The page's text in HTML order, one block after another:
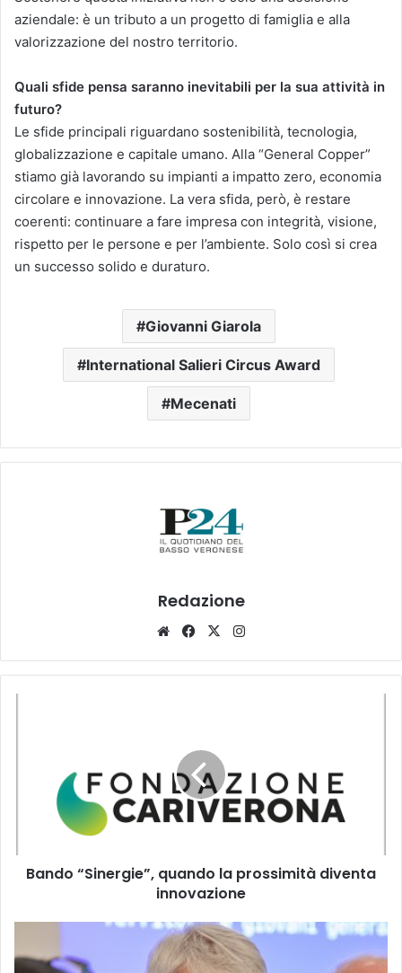
aziendale: è un tributo a un progetto di famiglia e alla
valorizzazione del nostro territorio.
Quali sfide pensa saranno inevitabili per la sua attività in
futuro?
Le sfide principali riguardano sostenibilità, tecnologia,
globalizzazione e capitale umano. Alla “General Copper”
stiamo già lavorando su impianti a impatto zero, economia
circolare e innovazione. La vera sfida, però, è restare
coerenti: continuare a fare impresa con integrità, visione,
rispetto per le persone e per l’ambiente. Solo così si crea
un successo solido e duraturo.
Giovanni Giarola
International Salieri Circus Award
Mecenati
Redazione
WebsiteFacebook
X
prossimità
innovazione
Bando “Sinergie”, quando la prossimità diventa
innovazione